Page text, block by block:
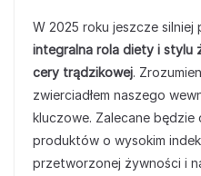
W 2025 roku jeszcze silniej
integralna rola diety i stylu
cery trądzikowej.
zwierciadłem naszego
kluczowe. Zalecane
produktów o wysokim
przetworzonej żywności i